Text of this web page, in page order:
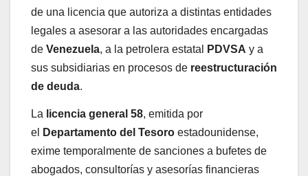
de una licencia que autoriza a distintas entidades
legales a asesorar a las autoridades encargadas
de Venezuela, a la petrolera estatal PDVSA y a
sus subsidiarias en procesos de reestructuración
de deuda.
La licencia general 58, emitida por
el
Departamento del Tesoro estadounidense,
exime temporalmente de sanciones a bufetes de
abogados, consultorías y asesorías financieras